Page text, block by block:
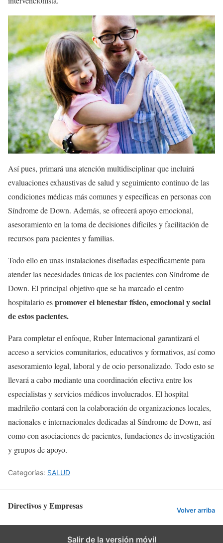
Así pues, primará una atención multidisciplinar que incluirá
evaluaciones exhaustivas de salud y seguimiento continuo de las
condiciones médicas más comunes y específicas en personas con
Síndrome de Down. Además, se ofrecerá apoyo emocional,
asesoramiento en la toma de decisiones difíciles y facilitación de
recursos para pacientes y familias.
Todo ello en unas instalaciones diseñadas específicamente para
atender las necesidades únicas de los pacientes con Síndrome de
Down. El principal objetivo que se ha marcado el centro
hospitalario espromover el bienestar físico, emocional y social
de estos pacientes.
Para completar el enfoque, Ruber Internacional garantizará el
acceso a servicios comunitarios, educativos y formativos, así como
asesoramiento legal, laboral y de ocio personalizado. Todo esto se
llevará a cabo mediante una coordinación efectiva entre los
especialistas y servicios médicos involucrados. El hospital
madrileño contará con la colaboración de organizaciones locales,
nacionales e internacionales dedicadas al Síndrome de Down, así
como con asociaciones de pacientes, fundaciones de investigación
y grupos de apoyo.
Categorías: SALUD
Directivos y Empresas Volver arriba
Salir de la versión móvil